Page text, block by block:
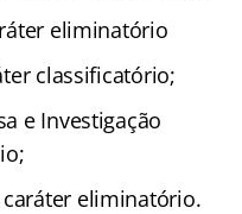
eliminatório
classificatório;
e Investigação
eliminatório.